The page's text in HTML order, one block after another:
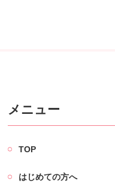
メニュー
TOP
はじめての方へ